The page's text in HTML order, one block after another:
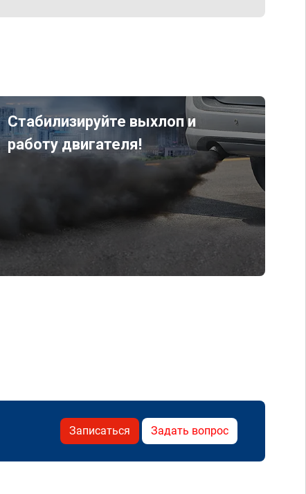
Стабилизируйте выхлоп и
работу двигателя!
Записаться Задать вопрос